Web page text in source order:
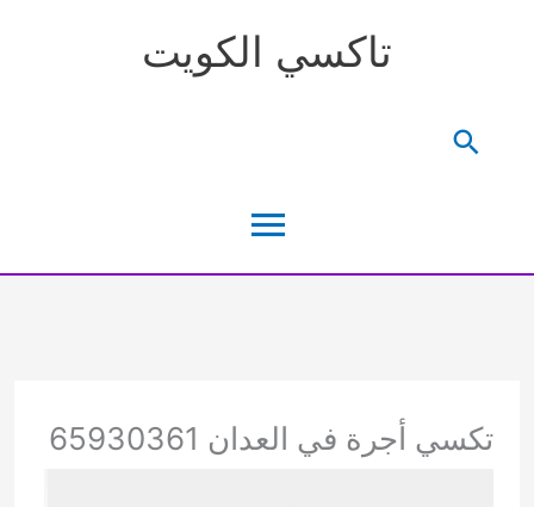
تاكسي الكويت
القائمة
البحث
تكسي أجرة في العدان 65930361